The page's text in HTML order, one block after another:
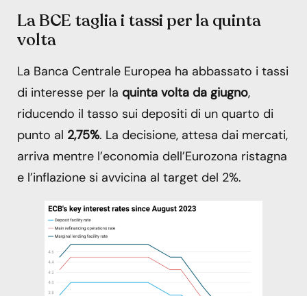
La BCE taglia i tassi per la quinta
volta
La Banca Centrale Europea ha abbassato i tassi
di interesse per la quinta volta da giugno,
riducendo il tasso sui depositi di un quarto di
punto al 2,75%. La decisione, attesa dai mercati,
arriva mentre l’economia dell’Eurozona ristagna
e l’inflazione si avvicina al target del 2%.